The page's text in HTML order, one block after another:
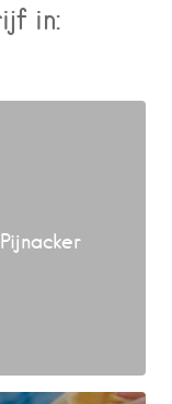
in:
Pijnacker